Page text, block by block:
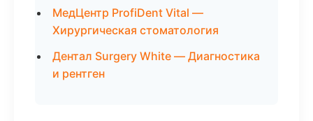
МедЦентр ProfiDent Vital —
Хирургическая стоматология
Дентал Surgery White — Диагностика
и рентген